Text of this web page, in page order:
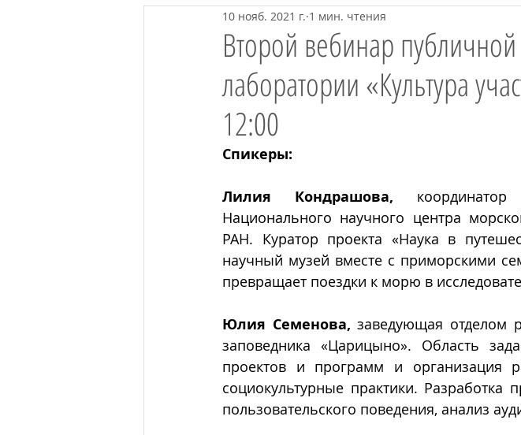
Второй вебинар
лаборатории «Культура
12:00
10 нояб. 2021 г. 1 мин. чтения
Спикеры:
Лилия Кондрашова,
Национального научного центра
РАН. Куратор проекта «Наука в
научный музей вместе с приморскими
превращает поездки к морю в
Юлия Семенова, заведующая отделом
заповедника «Царицыно». Область
проектов и программ и организация
социокультурные практики.
пользовательского поведения, анализ